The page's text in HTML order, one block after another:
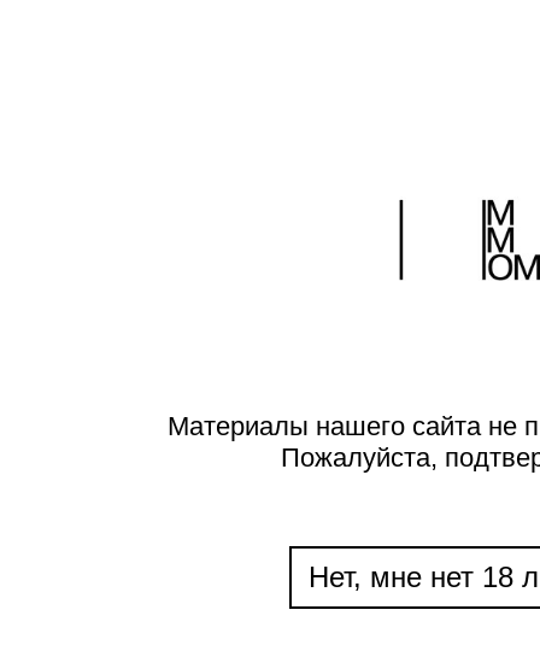
Материалы нашего сайта не
Пожалуйста,
Нет, мне нет 18